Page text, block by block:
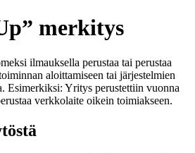
merkitys
ilmauksella perustaa tai perustaa
aloittamiseen tai järjestelmien
Esimerkiksi: Yritys perustettiin vuonna
verkkolaite oikein toimiakseen.